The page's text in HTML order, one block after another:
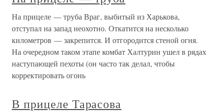
На прицеле — труба Враг, выбитый из Харькова,
отступал на запад неохотно. Откатится на несколько
километров — закрепится. И отгородится стеной огня.
На очередном таком этапе комбат Халтурин ушел в рядах
наступающей пехоты (он часто так делал, чтобы
корректировать огонь
В прицеле Тарасова